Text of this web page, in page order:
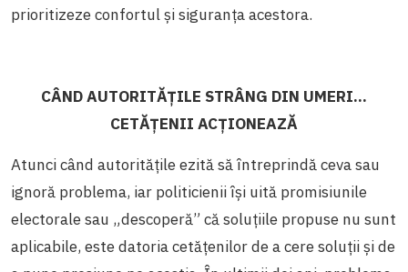
prioritizeze confortul și siguranța acestora.
CÂND AUTORITĂȚILE STRÂNG DIN UMERI...
CETĂȚENII ACȚIONEAZĂ
Atunci când autoritățile ezită să întreprindă ceva sau
ignoră problema, iar politicienii își uită promisiunile
electorale sau „descoperă” că soluțiile propuse nu sunt
aplicabile, este datoria cetățenilor de a cere soluții și de